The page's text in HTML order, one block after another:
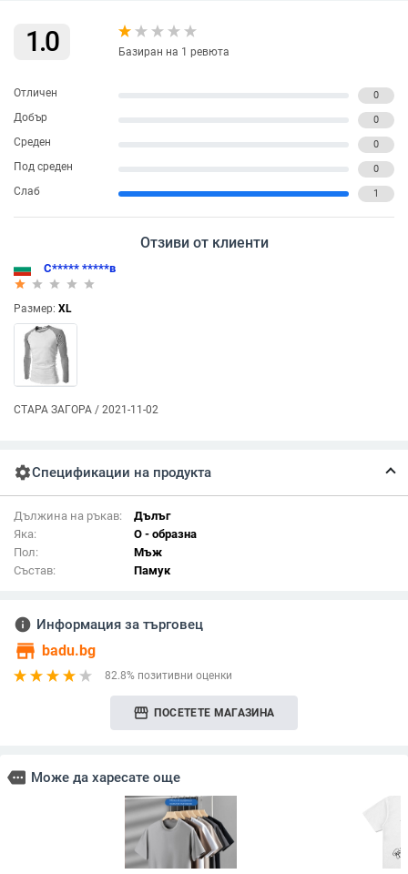
1.0 Базиран на 1 ревюта
Отличен 0
Добър 0
Среден 0
Под среден 0
Слаб 1
Отзиви от клиенти
С***** *****в
star_rate
star_rate
star_rate
star_rate
star_rate
Размер: XL
СТАРА ЗАГОРА / 2021-11-02
settingsСпецификации на продукта
Дължина на ръкав:
Дълъг
Яка:
О - образна
Пол:
Мъж
Състав:
Памук
info Информация за търговец
store badu.bg
82.8% позитивни оценки
storefront ПОСЕТЕТЕ МАГАЗИНА
more Може да харесате още